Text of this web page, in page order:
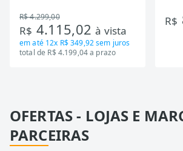
Tecnologia Inverter, Branco,
Bivolt
R$ 4.299,00
R$ 4.115,02à vista
em até 12x R$ 349,92sem juros
total de R$ 4.199,04 a prazo
R$
OFERTAS - LOJAS E
PARCEIRAS